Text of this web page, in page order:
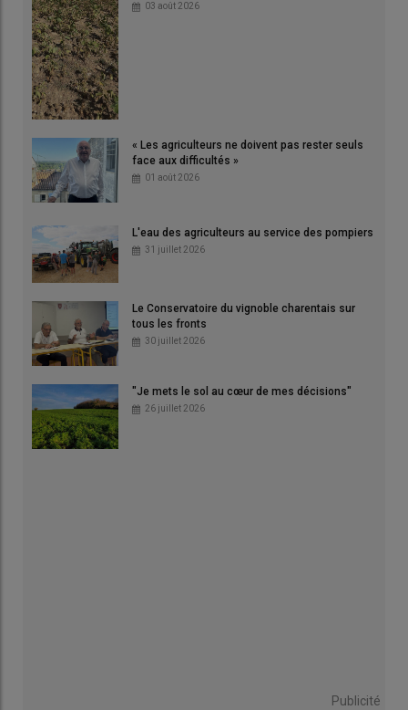
03 août 2026
« Les agriculteurs ne doivent pas rester seuls
face aux difficultés »
01 août 2026
L'eau des agriculteurs au service des pompiers
31 juillet 2026
Le Conservatoire du vignoble charentais sur
tous les fronts
30 juillet 2026
"Je mets le sol au cœur de mes décisions"
26 juillet 2026
Publicité